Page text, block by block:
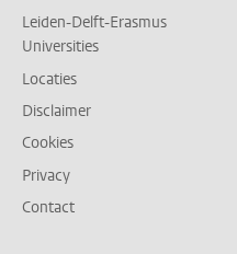
Leiden-Delft-Erasmus
Universities
Locaties
Disclaimer
Cookies
Privacy
Contact